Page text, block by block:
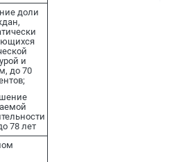
доли
и
до 70
78 лет